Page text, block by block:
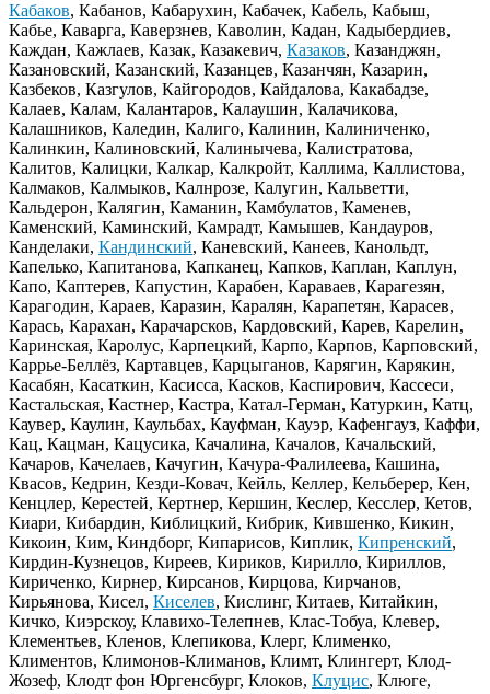
Кабаков, Кабанов, Кабарухин, Кабачек, Кабель, Кабыш,
Кабье, Каварга, Каверзнев, Каволин, Кадан, Кадыбердиев,
Каждан, Кажлаев, Казак, Казакевич, Казаков, Казанджян,
Казановский, Казанский, Казанцев, Казанчян, Казарин,
Казбеков, Казгулов, Кайгородов, Кайдалова, Какабадзе,
Калаев, Калам, Калантаров, Калаушин, Калачикова,
Калашников, Каледин, Калиго, Калинин, Калиниченко,
Калинкин, Калиновский, Калинычева, Калистратова,
Калитов, Калицки, Калкар, Калкройт, Каллима, Каллистова,
Калмаков, Калмыков, Калнрозе, Калугин, Кальветти,
Кальдерон, Калягин, Каманин, Камбулатов, Каменев,
Каменский, Каминский, Камрадт, Камышев, Кандауров,
Канделаки, Кандинский, Каневский, Канеев, Канольдт,
Капелько, Капитанова, Капканец, Капков, Каплан, Каплун,
Капо, Каптерев, Капустин, Карабен, Караваев, Карагезян,
Карагодин, Караев, Каразин, Каралян, Карапетян, Карасев,
Карась, Карахан, Карачарсков, Кардовский, Карев, Карелин,
Каринская, Каролус, Карпецкий, Карпо, Карпов, Карповский,
Каррье-Беллёз, Картавцев, Карцыганов, Карягин, Карякин,
Касабян, Касаткин, Касисса, Касков, Каспирович, Кассеси,
Кастальская, Кастнер, Кастра, Катал-Герман, Катуркин, Катц,
Каувер, Каулин, Каульбах, Кауфман, Кауэр, Кафенгауз, Каффи,
Кац, Кацман, Кацусика, Качалина, Качалов, Качальский,
Качаров, Качелаев, Качугин, Качура-Фалилеева, Кашина,
Квасов, Кедрин, Кезди-Ковач, Кейль, Келлер, Кельберер, Кен,
Кенцлер, Керестей, Кертнер, Кершин, Кеслер, Кесслер, Кетов,
Киари, Кибардин, Киблицкий, Кибрик, Кившенко, Кикин,
Кикоин, Ким, Киндборг, Кипарисов, Киплик, Кипренский,
Кирдин-Кузнецов, Киреев, Кириков, Кирилло, Кириллов,
Кириченко, Кирнер, Кирсанов, Кирцова, Кирчанов,
Кирьянова, Кисел, Киселев, Кислинг, Китаев, Китайкин,
Кичко, Киэрскоу, Клавихо-Телепнев, Клас-Тобуа, Клевер,
Клементьев, Кленов, Клепикова, Клерг, Клименко,
Климентов, Климонов-Климанов, Климт, Клингерт, Клод-
Жозеф, Клодт фон Юргенсбург, Клоков, Клуцис, Клюге,